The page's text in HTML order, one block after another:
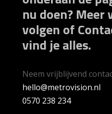
nu doen? Meer
volgen of
vind je alles.
Neem vrijblijvend
hello@metrovision.nl
0570 238 234